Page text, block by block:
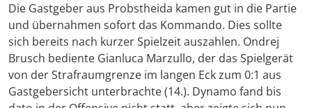
Die Gastgeber aus Probstheida kamen gut in die Partie
und übernahmen sofort das Kommando. Dies sollte
sich bereits nach kurzer Spielzeit auszahlen. Ondrej
Brusch bediente Gianluca Marzullo, der das Spielgerät
von der Strafraumgrenze im langen Eck zum 0:1 aus
Gastgebersicht unterbrachte (14.). Dynamo fand bis